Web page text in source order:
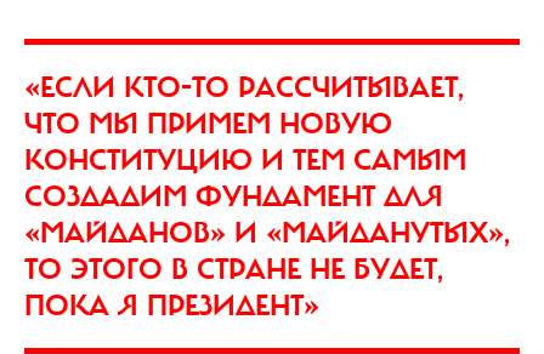
«ЕСЛИ КТО-ТО РАССЧИТЫВАЕТ,
ЧТО МЫ ПРИМЕМ НОВУЮ
КОНСТИТУЦИЮ И ТЕМ САМЫМ
СОЗДАДИМ ФУНДАМЕНТ ДЛЯ
«МАЙДАНОВ» И «МАЙДАНУТЫХ»,
ТО ЭТОГО В СТРАНЕ НЕ БУДЕТ,
ПОКА Я ПРЕЗИДЕНТ»